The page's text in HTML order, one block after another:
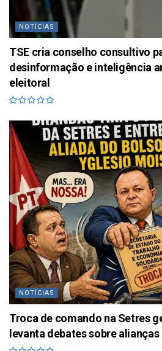
NOTÍCIAS
TSE cria conselho consultivo
desinformação e inteligência
eleitoral
NOTÍCIAS
Troca de comando na Setres
levanta debates sobre